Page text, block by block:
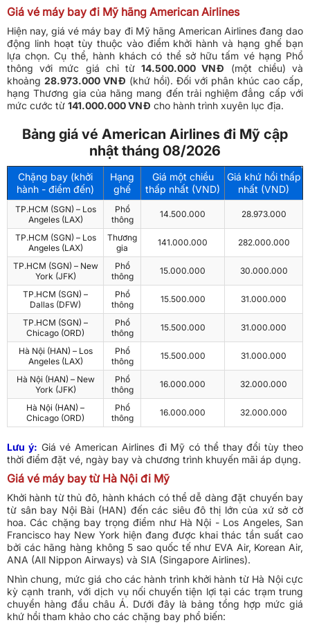
Giá vé máy bay đi Mỹ hãng American Airlines
Hiện nay, giá vé máy bay đi Mỹ hãng American Airlines đang dao
động linh hoạt tùy thuộc vào điểm khởi hành và hạng ghế bạn
lựa chọn. Cụ thể, hành khách có thể sở hữu tấm vé hạng Phổ
thông với mức giá chỉ từ14.500.000 VNĐ (một chiều) và
khoảng 28.973.000 VNĐ (khứ hồi). Đối với phân khúc cao cấp,
hạng Thương gia của hãng mang đến trải nghiệm đẳng cấp với
mức cước từ 141.000.000 VNĐ cho hành trình xuyên lục địa.
Bảng giá vé American Airlines đi Mỹ cập
nhật tháng 08/2026
Chặng bay (khởi
hành - điểm đến)
Hạng
ghế
Giá một chiều
thấp nhất (VND)
Giá khứ hồi thấp
nhất (VND)
TP.HCM (SGN) – Los
Angeles (LAX)
Phổ
thông
14.500.000 28.973.000
TP.HCM (SGN) – Los
Angeles (LAX)
Thương
gia
141.000.000 282.000.000
TP.HCM (SGN) – New
York (JFK)
Phổ
thông
15.000.000 30.000.000
TP.HCM (SGN) –
Dallas (DFW)
Phổ
thông
15.500.000 31.000.000
TP.HCM (SGN) –
Chicago (ORD)
Phổ
thông
15.500.000 31.000.000
Hà Nội (HAN) – Los
Angeles (LAX)
Phổ
thông
15.500.000 31.000.000
Hà Nội (HAN) – New
York (JFK)
Phổ
thông
16.000.000 32.000.000
Hà Nội (HAN) –
Chicago (ORD)
Phổ
thông
16.000.000 32.000.000
Lưu ý: Giá vé American Airlines đi Mỹ có thể thay đổi tùy theo
thời điểm đặt vé, ngày bay và chương trình khuyến mãi áp dụng.
Giá vé máy bay từ Hà Nội đi Mỹ
Khởi hành từ thủ đô, hành khách có thể dễ dàng đặt chuyến bay
từ sân bay Nội Bài (HAN) đến các siêu đô thị lớn của xứ sở cờ
hoa. Các chặng bay trọng điểm như Hà Nội - Los Angeles, San
Francisco hay New York hiện đang được khai thác tần suất cao
bởi các hãng hàng không 5 sao quốc tế như EVA Air, Korean Air,
ANA (All Nippon Airways) và SIA (Singapore Airlines).
Nhìn chung, mức giá cho các hành trình khởi hành từ Hà Nội cực
kỳ cạnh tranh, với dịch vụ nối chuyến tiện lợi tại các trạm trung
chuyển hàng đầu châu Á. Dưới đây là bảng tổng hợp mức giá
khứ hồi tham khảo cho các chặng bay phổ biến: